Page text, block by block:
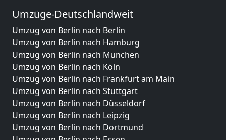
Umzüge-Deutschlandweit
Umzug von Berlin nach Berlin
Umzug von Berlin nach Hamburg
Umzug von Berlin nach München
Umzug von Berlin nach Köln
Umzug von Berlin nach Frankfurt am Main
Umzug von Berlin nach Stuttgart
Umzug von Berlin nach Düsseldorf
Umzug von Berlin nach Leipzig
Umzug von Berlin nach Dortmund